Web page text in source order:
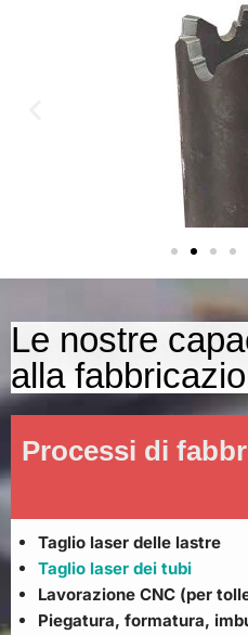
Le nostre
alla
Processi di
Taglio laser delle lastre
Taglio laser dei tubi
Lavorazione CNC (per
Piegatura, formatura,